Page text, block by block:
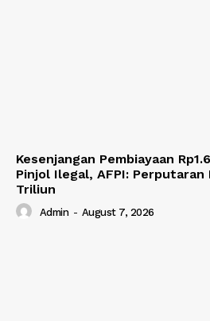
Kesenjangan Pembiayaan
Pinjol Ilegal, AFPI: Perputaran
Triliun
Admin - August 7, 2026